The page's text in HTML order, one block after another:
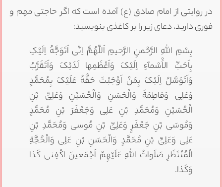
در روایتی از امام صادق (ع) آمده است که اگر حاجتی مهم و
فوری دارید، دعای زیر را بر کاغذی بنویسید:
بِسْمِ اللَّهِ الرَّحْمنِ الرَّحیمِ اَللّهُمَّ اِنّى اَتَوَجَّهُ اِلَیْکِ
بِاَحَبِّ الاَْسْمآءِ اِلَیْکَ وَاَعْظَمِها لَدَیْکَ وَاَتَقَرَّبُ
وَاَتَوَسَّلُ اِلَیْکَ بِمَنْ اَوْجَبْتَ حَقَّهُ عَلَیْکَ بِمُحَمَّدٍ
وَعَلِی وَفاطِمَةَ وَالْحَسَنِ وَالْحُسَیْنِ وَعَلِىِّ بْنِ
الْحُسَیْنِ وَمُحَمَّدِ بْنِ عَلِی وَجَعْفَرَ بْنِ مُحَمَّدٍ
وَمُوسَى بْنِ جَعْفَرٍ وَعَلِىِّ بْنِ مُوسى وَمُحَمَّدِ بْنِ
عَلِی وَعَلِىِّ بْنِ مُحَمَّدٍ وَالْحَسَنِ بْنِ عَلِی وَالْحُجَّةِ
الْمُنْتَظَرِ صَلَواتُ اللَّهِ عَلَیْهِمْ اَجْمَعینَ اکْفِنى کَذا
وَکَذا.